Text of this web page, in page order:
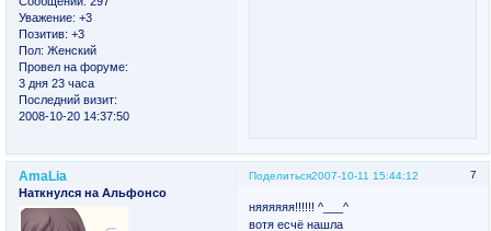
Уважение: +3
Позитив: +3
Пол: Женский
Провел на форуме:
3 дня 23 часа
Последний визит:
2008-10-20 14:37:50
Поделиться 7
2007-10-11 15:44:12
AmaLia
Наткнулся на Альфонсо
няяяяяя!!!!!! ^___^
вотя есчё нашла